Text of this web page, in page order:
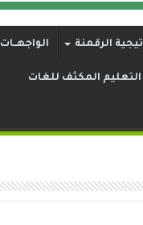
الرقمنة الواجهــات
التعليم المكثف للغات